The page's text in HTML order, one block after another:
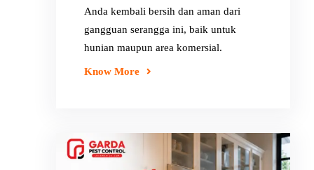
Anda kembali bersih dan aman dari
gangguan serangga ini, baik untuk
hunian maupun area komersial.
Know More